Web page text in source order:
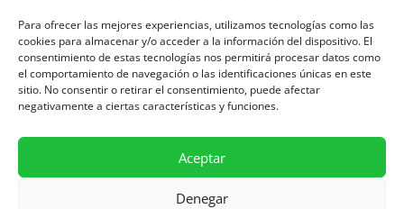
Para ofrecer las mejores experiencias, utilizamos tecnologías como las
cookies para almacenar y/o acceder a la información del dispositivo. El
consentimiento de estas tecnologías nos permitirá procesar datos como
el comportamiento de navegación o las identificaciones únicas en este
sitio. No consentir o retirar el consentimiento, puede afectar
negativamente a ciertas características y funciones.
Aceptar
Denegar
Aviso Legal y Protección de Datos
Política de Cookies
Diseñado por Asesoría SIC